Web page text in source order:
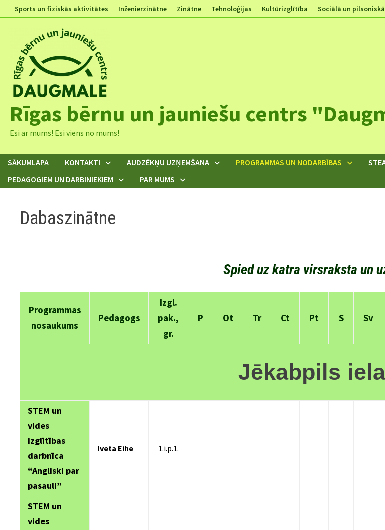
to
Sports un fiziskās aktivitātes Inženierzinātne Zinātne Tehnoloģijas Kultūrizglītība Sociālā un
Rīgas bērnu un jauniešu centrs
Esi ar mums! Esi viens no mums!
SĀKUMLAPA KONTAKTI AUDZĒKŅU UZŅEMŠANA PROGRAMMAS UN NODARBĪBAS
PEDAGOGIEM UN DARBINIEKIEM
PAR MUMS
Dabaszinātne
Spied uz katra virsraksta un
Programmas
nosaukums
Pedagogs
Izgl.
pak.,
gr.
P Ot Tr Ct Pt S Sv
Jēkabpils
STEM un
vides
izglītības
darbnīca
“Angliski par
pasauli”
Iveta Eihe 1.i.p.1.
STEM un
vides